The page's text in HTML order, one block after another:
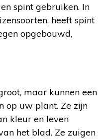
spint gebruiken. In
heeft spint
opgebouwd,
maar kunnen een
op uw plant. Ze zijn
kleur en leven
het blad. Ze zuigen